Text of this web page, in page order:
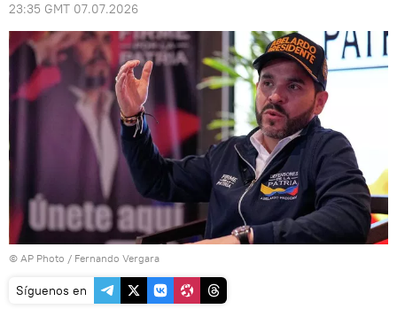
23:35 GMT 07.07.2026
© AP Photo / Fernando Vergara
Síguenos en